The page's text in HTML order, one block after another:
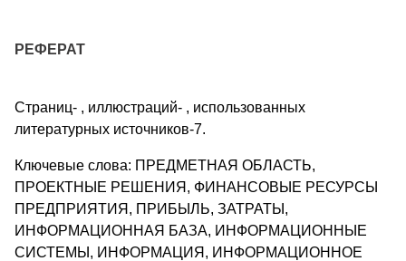
РЕФЕРАТ
Страниц- , иллюстраций- , использованных
литературных источников-7.
Ключевые слова: ПРЕДМЕТНАЯ ОБЛАСТЬ,
ПРОЕКТНЫЕ РЕШЕНИЯ, ФИНАНСОВЫЕ РЕСУРСЫ
ПРЕДПРИЯТИЯ, ПРИБЫЛЬ, ЗАТРАТЫ,
ИНФОРМАЦИОННАЯ БАЗА, ИНФОРМАЦИОННЫЕ
СИСТЕМЫ, ИНФОРМАЦИЯ, ИНФОРМАЦИОННОЕ